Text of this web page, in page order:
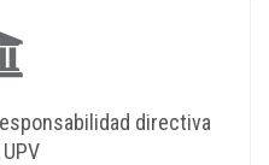
directiva